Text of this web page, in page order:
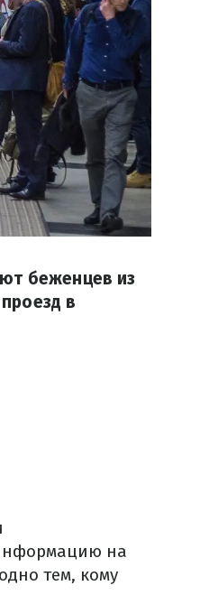
беженцев из
в
на
тем, кому